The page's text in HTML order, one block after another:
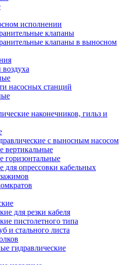
исполнении
клапаны
клапаны в выносном
насосных станций
наконечников, гильз и
с выносным насосом
вертикальные
горизонтальные
для опрессовки кабельных
для резки кабеля
пистолетного типа
и стального листа
гидравлические